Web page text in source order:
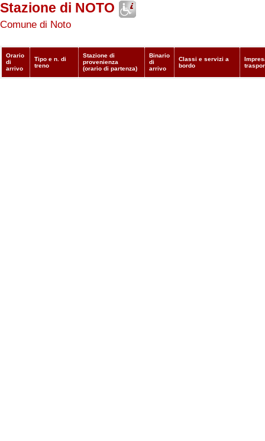
Stazione di NOTO
Comune di Noto
Orario
di
arrivo
Tipo e n. di
treno
Stazione di
provenienza
(orario di partenza)
Binario
di
arrivo
Classi e servizi a
bordo